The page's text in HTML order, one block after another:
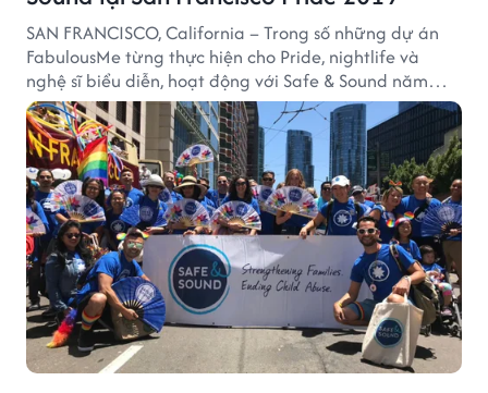
SAN FRANCISCO, California – Trong số những dự án
FabulousMe từng thực hiện cho Pride, nightlife và
nghệ sĩ biểu diễn, hoạt động với Safe & Sound năm
2019 mang một bối cảnh khác biệt. Safe & Sound là tổ
chức phi lợi nhuận tại San Francisco hoạt động trong
lĩnh vực phòng ngừa bạo hành trẻ em, hỗ trợ gia đình
và xây dựng môi trường an toàn cho trẻ em.